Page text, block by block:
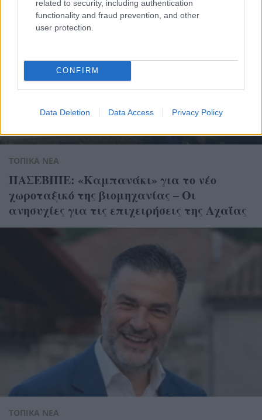
related to security, including authentication
functionality and fraud prevention, and other
user protection.
CONFIRM
Data Deletion Data Access Privacy Policy
ΤΟΠΙΚΑ ΝΕΑ
ΠΑΣΕΒΙΠΕ: «Καμπανάκι» για το νέο
χωροταξικό της βιομηχανίας – Οι
ανησυχίες για τις επιχειρήσεις της Αχαΐας
ΤΟΠΙΚΑ ΝΕΑ